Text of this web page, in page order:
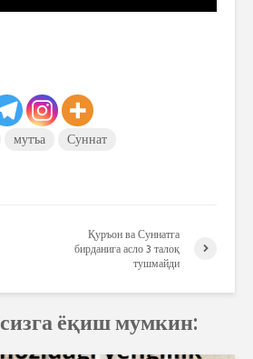
мутъа Суннат
Қуръон ва Суннатга
бирданига асло 3 талоқ
тушмайди
ёқиш мумкин: